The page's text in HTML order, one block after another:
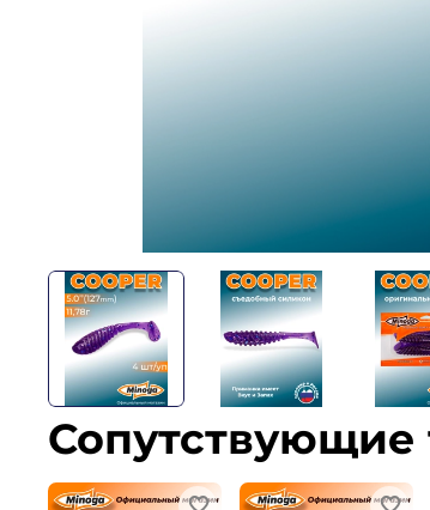
Сопутствующие